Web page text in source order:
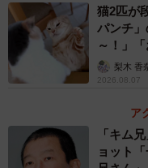
すねてるですよ。もっと構っ
2018年4月中旬、大島
「子猫の里親を探して
ンの知り合いが、庭に
匹の猫がふらふらした
猫2匹が
パンチ
～！」
梨木 香
2026.08.07
ア
「キム
ョット